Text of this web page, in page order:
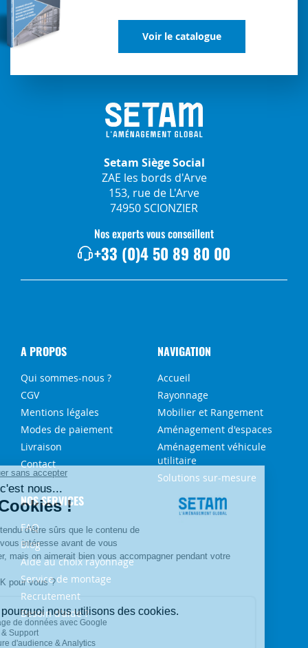
Voir le catalogue
Setam Siège Social
ZAE les bords d'Arve
153, rue de L'Arve
74950 SCIONZIER
Nos experts vous conseillent
+33 (0)4 50 89 80 00
A PROPOS
Qui sommes-nous ?
CGV
Mentions légales
Modes de paiement
Livraison
Contact
NAVIGATION
Accueil
Rayonnage
Mobilier et Rangement
Aménagement d'espaces
Aménagement véhicule
utilitaire
Solutions sur-mesure
NOS SERVICES
FAQ
Blog
Aide au choix rayonnage
Service de montage
Recrutement
Besoin d'aide ?